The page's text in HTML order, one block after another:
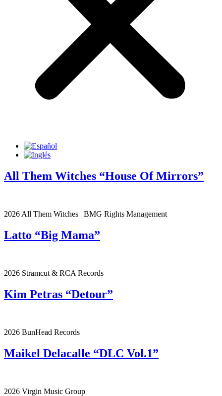
All Them Witches “House Of Mirrors”
2026 All Them Witches | BMG Rights Management
Latto “Big Mama”
2026 Stramcut & RCA Records
Kim Petras “Detour”
2026 BunHead Records
Maikel Delacalle “DLC Vol.1”
2026 Virgin Music Group